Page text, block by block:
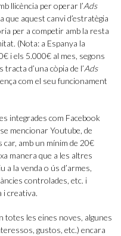
llicència per operar l’Ads
que aquest canvi d’estratègia
per a competir amb la resta
(Nota: a Espanya la
i els 5.000€ al mes, segons
d’una còpia de l’Ads
com el seu funcionament
integrades com Facebook
mencionar Youtube, de
amb un mínim de 20€
manera que a les altres
la venda o ús d’armes,
controlades, etc. i
i creativa.
totes les eines noves, algunes
gustos, etc.) encara